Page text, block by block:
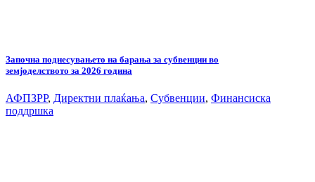
Започна поднесувањето на барања за субвенции во
земјоделството за 2026 година
АФПЗРР, Директни плаќања, Субвенции, Финансиска
поддршка